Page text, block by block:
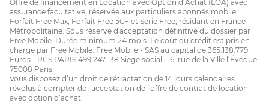
Offre de financement en Location avec Option d’Achat (LOA) avec
assurance facultative, réservée aux particuliers abonnés mobile
Forfait Free Max, Forfait Free 5G+ et Série Free, résidant en France
Métropolitaine. Sous réserve d'acceptation définitive du dossier par
Free Mobile. Durée minimum 24 mois. Le coût du crédit est pris en
charge par Free Mobile. Free Mobile - SAS au capital de 365.138.779
Euros - RCS PARIS 499 247 138 Siège social : 16, rue de la Ville l’Évêque
75008 Paris.
Vous disposez d’un droit de rétractation de 14 jours calendaires
révolus à compter de l'acceptation de l'offre de contrat de location
avec option d’achat.